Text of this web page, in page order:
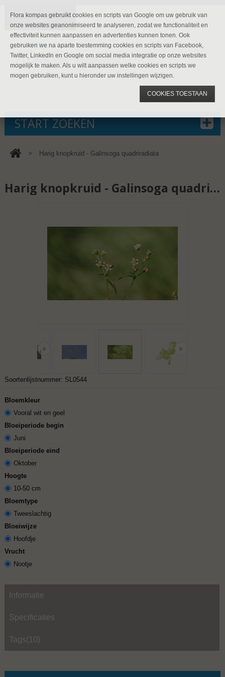
START ZOEKEN
> Harig knopkruid - Galinsoga quadriradiata
Harig knopkruid - Galinsoga quadriradiata
Soortenlijstnummer: SL0544
Bloemkleur
Vooral wit en geel
Bloeiperiode begin
Juni
Bloeiperiode eind
Oktober
Hoogte
10-50 cm
Bloemtype
Tweeslachtig
Bloeiwijze
Hoofdje
Vrucht
Nootje
Informatie
Specificaties
Tags(10)
Flora kompas gebruikt cookies en scripts van Google om uw gebruik van
onze websites geanonimiseerd te analyseren, zodat we functionaliteit en
effectiviteit kunnen aanpassen en advertenties kunnen tonen. Ook
gebruiken we na aparte toestemming cookies en scripts van Facebook,
Twitter, LinkedIn en Google om social media integratie op onze websites
mogelijk te maken. Als u wilt aanpassen welke cookies en scripts we
mogen gebruiken, kunt u hieronder uw instellingen wijzigen.
COOKIES TOESTAAN